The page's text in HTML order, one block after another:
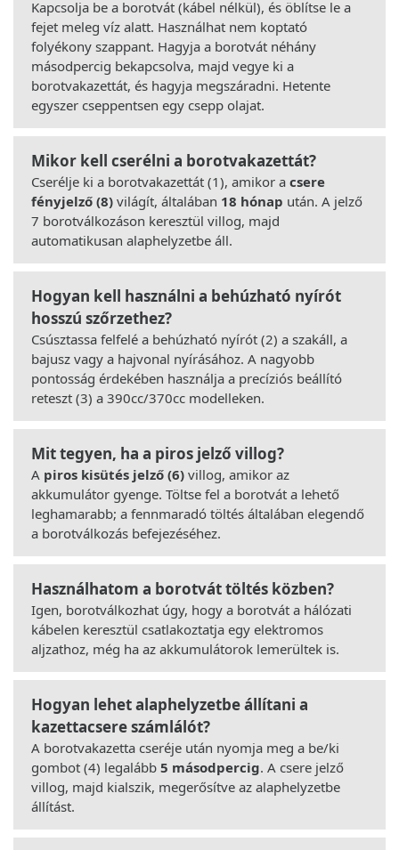
Kapcsolja be a borotvát (kábel nélkül), és öblítse le a
fejet meleg víz alatt. Használhat nem koptató
folyékony szappant. Hagyja a borotvát néhány
másodpercig bekapcsolva, majd vegye ki a
borotvakazettát, és hagyja megszáradni. Hetente
egyszer cseppentsen egy csepp olajat.
Mikor kell cserélni a borotvakazettát?
Cserélje ki a borotvakazettát (1), amikor a csere
fényjelző (8) világít, általában 18 hónap után. A jelző
7 borotválkozáson keresztül villog, majd
automatikusan alaphelyzetbe áll.
Hogyan kell használni a behúzható nyírót
hosszú szőrzethez?
Csúsztassa felfelé a behúzható nyírót (2) a szakáll, a
bajusz vagy a hajvonal nyírásához. A nagyobb
pontosság érdekében használja a precíziós beállító
reteszt (3) a 390cc/370cc modelleken.
Mit tegyen, ha a piros jelző villog?
A piros kisütés jelző (6) villog, amikor az
akkumulátor gyenge. Töltse fel a borotvát a lehető
leghamarabb; a fennmaradó töltés általában elegendő
a borotválkozás befejezéséhez.
Használhatom a borotvát töltés közben?
Igen, borotválkozhat úgy, hogy a borotvát a hálózati
kábelen keresztül csatlakoztatja egy elektromos
aljzathoz, még ha az akkumulátorok lemerültek is.
Hogyan lehet alaphelyzetbe állítani a
kazettacsere számlálót?
A borotvakazetta cseréje után nyomja meg a be/ki
gombot (4) legalább 5 másodpercig. A csere jelző
villog, majd kialszik, megerősítve az alaphelyzetbe
állítást.